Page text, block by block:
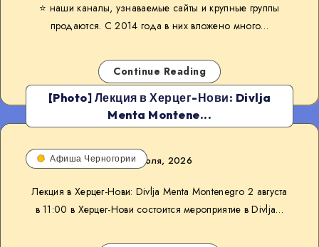
⭐️ наши каналы, узнаваемые сайты и крупные группы
продаются. С 2014 года в них вложено много…
Continue Reading
[Photo] Лекция в Херцег-Нови: Divlja
Menta Montene...
Афиша Черногории30 июля, 2026
Лекция в Херцег-Нови: Divlja Menta Montenegro 2 августа
в 11:00 в Херцег-Нови состоится мероприятие в Divlja…